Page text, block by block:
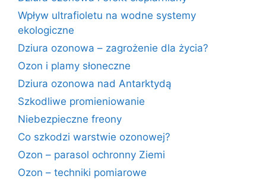
Wpływ ultrafioletu na wodne systemy
ekologiczne
Dziura ozonowa – zagrożenie dla życia?
Ozon i plamy słoneczne
Dziura ozonowa nad Antarktydą
Szkodliwe promieniowanie
Niebezpieczne freony
Co szkodzi warstwie ozonowej?
Ozon – parasol ochronny Ziemi
Ozon – techniki pomiarowe